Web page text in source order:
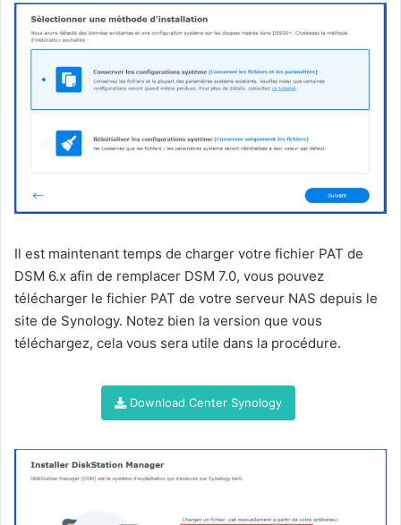
Il est maintenant temps de charger votre fichier PAT de
DSM 6.x afin de remplacer DSM 7.0, vous pouvez
télécharger le fichier PAT de votre serveur NAS depuis le
site de Synology. Notez bien la version que vous
téléchargez, cela vous sera utile dans la procédure.
Download Center Synology